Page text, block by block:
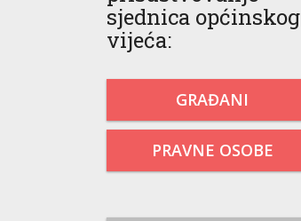
sjednica općinskog
vijeća:
GRAĐANI
PRAVNE OSOBE